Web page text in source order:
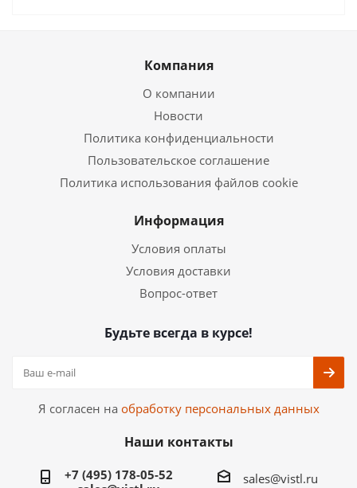
Компания
О компании
Новости
Политика конфиденциальности
Пользовательское соглашение
Политика использования файлов cookie
Информация
Условия оплаты
Условия доставки
Вопрос-ответ
Будьте всегда в курсе!
Я согласен на обработку персональных данных
Наши контакты
+7 (495) 178-05-52
sales@vistl.ru